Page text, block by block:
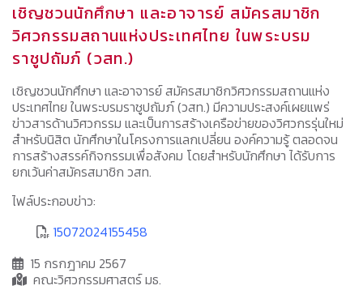
เชิญชวนนักศึกษา และอาจารย์ สมัครสมาชิก
วิศวกรรมสถานแห่งประเทศไทย ในพระบรม
ราชูปถัมภ์ (วสท.)
เชิญชวนนักศึกษา และอาจารย์ สมัครสมาชิกวิศวกรรมสถานแห่ง
ประเทศไทย ในพระบรมราชูปถัมภ์ (วสท.) มีความประสงค์เผยแพร่
ข่าวสารด้านวิศวกรรม และเป็นการสร้างเครือข่ายของวิศวกรรุ่นใหม่
สำหรับนิสิต นักศึกษาในโครงการแลกเปลี่ยน องค์ความรู้ ตลอดจน
การสร้างสรรค์กิจกรรมเพื่อสังคม โดยสำหรับนักศึกษา ได้รับการ
ยกเว้นค่าสมัครสมาชิก วสท.
ไฟล์ประกอบข่าว:
15072024155458
15 กรกฎาคม 2567
คณะวิศวกรรมศาสตร์ มธ.